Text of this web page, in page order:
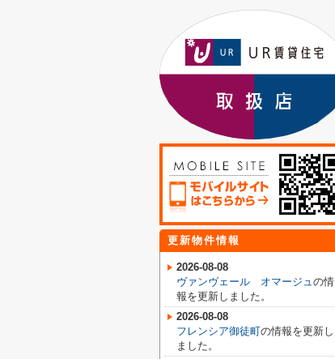
更新物件情報
2026-08-08
ヴァンヴェール オマージュの情
報を更新しました。
2026-08-08
フレンシア御徒町の情報を更新し
ました。